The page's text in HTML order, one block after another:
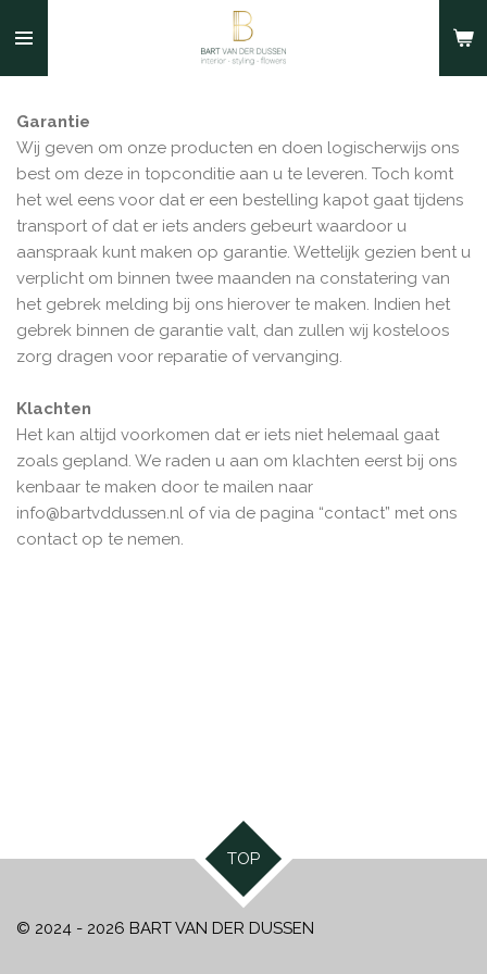
direct
naar
hoofdinhoud
Garantie
Wij geven om onze producten en doen logischerwijs ons
best om deze in topconditie aan u te leveren. Toch komt
het wel eens voor dat er een bestelling kapot gaat tijdens
transport of dat er iets anders gebeurt waardoor u
aanspraak kunt maken op garantie. Wettelijk gezien bent u
verplicht om binnen twee maanden na constatering van
het gebrek melding bij ons hierover te maken. Indien het
gebrek binnen de garantie valt, dan zullen wij kosteloos
zorg dragen voor reparatie of vervanging.
Klachten
Het kan altijd voorkomen dat er iets niet helemaal gaat
zoals gepland. We raden u aan om klachten eerst bij ons
kenbaar te maken door te mailen naar
info@bartvddussen.nl of via de pagina “contact” met ons
contact op te nemen.
TOP
© 2024 - 2026 BART VAN DER DUSSEN